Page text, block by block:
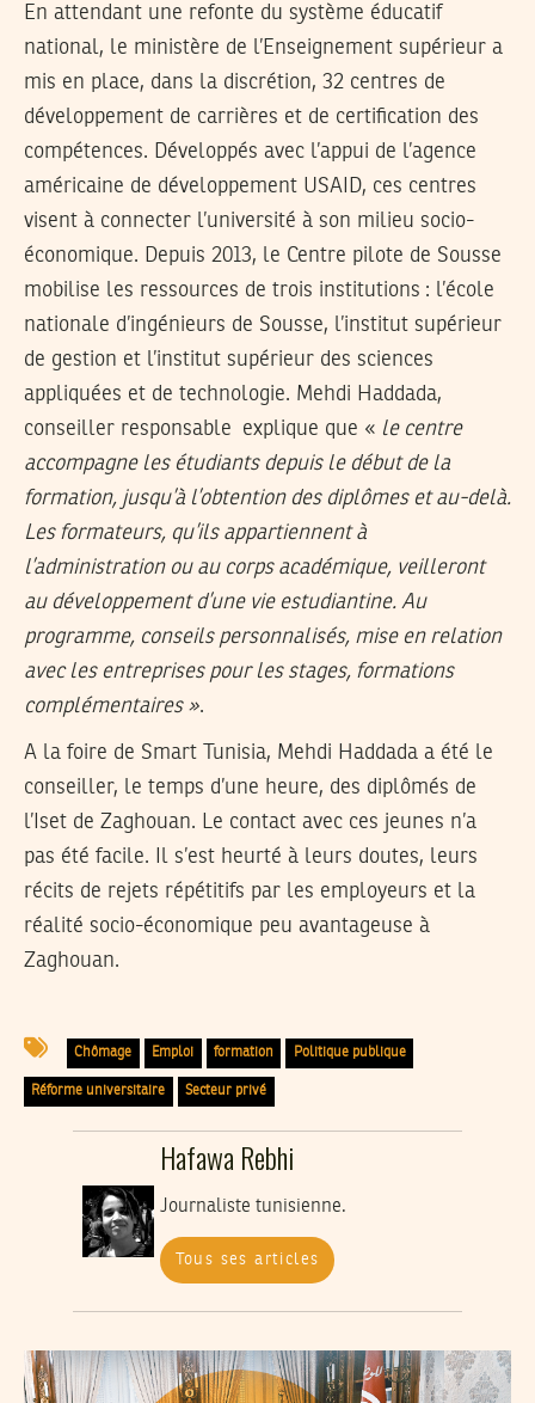
En attendant une refonte du système éducatif
national, le ministère de l’Enseignement supérieur a
mis en place, dans la discrétion, 32 centres de
développement de carrières et de certification des
compétences. Développés avec l’appui de l’agence
américaine de développement USAID, ces centres
visent à connecter l’université à son milieu socio-
économique. Depuis 2013, le Centre pilote de Sousse
mobilise les ressources de trois institutions : l’école
nationale d’ingénieurs de Sousse, l’institut supérieur
de gestion et l’institut supérieur des sciences
appliquées et de technologie. Mehdi Haddada,
conseiller responsable explique que « le centre
accompagne les étudiants depuis le début de la
formation, jusqu’à l’obtention des diplômes et au-delà.
Les formateurs, qu’ils appartiennent à
l’administration ou au corps académique, veilleront
au développement d’une vie estudiantine. Au
programme, conseils personnalisés, mise en relation
avec les entreprises pour les stages, formations
complémentaires ».
A la foire de Smart Tunisia, Mehdi Haddada a été le
conseiller, le temps d’une heure, des diplômés de
l’Iset de Zaghouan. Le contact avec ces jeunes n’a
pas été facile. Il s’est heurté à leurs doutes, leurs
récits de rejets répétitifs par les employeurs et la
réalité socio-économique peu avantageuse à
Zaghouan.
Chômage Emploi formation Politique publique
Réforme universitaire Secteur privé
Hafawa Rebhi
Journaliste tunisienne.
Tous ses articles